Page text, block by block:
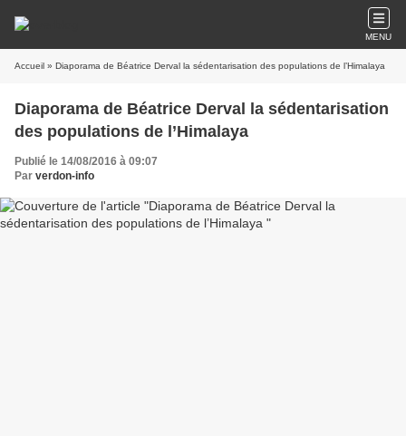
MENU
Accueil » Diaporama de Béatrice Derval la sédentarisation des populations de l’Himalaya
Diaporama de Béatrice Derval la sédentarisation
des populations de l’Himalaya
Publié le 14/08/2016 à 09:07
Par verdon-info